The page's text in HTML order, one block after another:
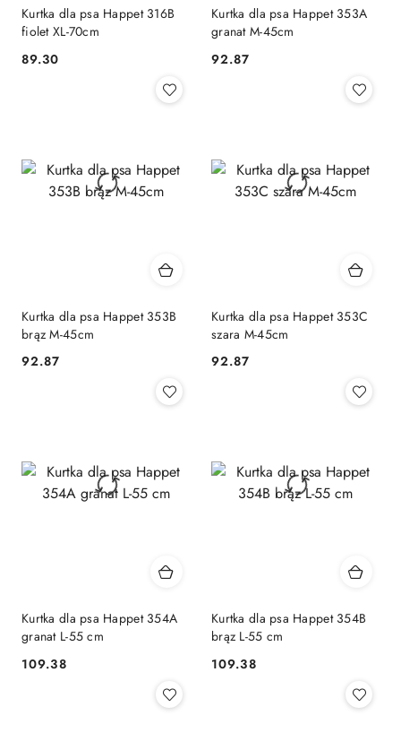
Kurtka dla psa Happet 316B
fiolet XL-70cm
Cena:
89.30
Kurtka dla psa Happet 353A
granat M-45cm
Cena:
92.87
Kurtka dla psa Happet 353B
brąz M-45cm
Cena:
92.87
Kurtka dla psa Happet 353C
szara M-45cm
Cena:
92.87
Kurtka dla psa Happet 354A
granat L-55 cm
Cena:
109.38
Kurtka dla psa Happet 354B
brąz L-55 cm
Cena:
109.38